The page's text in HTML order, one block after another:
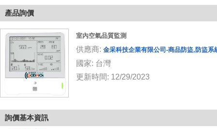
產品詢價
室內空氣品質監測
供應商: 金采科技企業有限公司-商品防盜,防盜
國家: 台灣
更新時間: 12/29/2023
詢價基本資訊